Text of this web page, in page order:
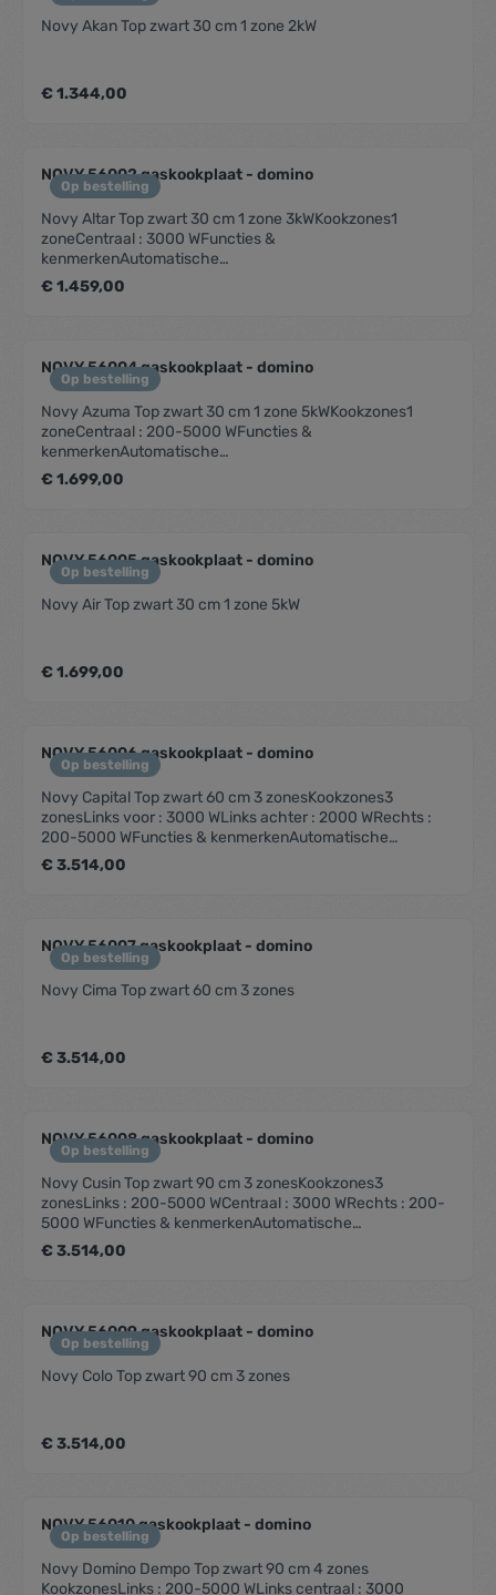
(mm): 350 x 490 Technische
(Hz): 50-60
Novy Akan Top zwart 30 cm 1 zone 2kW
€ 1.344,00
Op bestelling
NOVY 56002 gaskookplaat - domino
Novy Altar Top zwart 30 cm 1 zone 3kWKookzones1
zoneCentraal : 3000 WFuncties &
kenmerkenAutomatische
vonkonstekingVlambeveiligingDesignBediening
DraaiknopInbouw methode OpbouwAfmetingenProduct
eigenschappenAansluitwaarde (W) 3000Elektrische
aansluiting 220-240V 1L+NFrequentie (Hz) 50Netto
€ 1.459,00
Op bestelling
NOVY 56004 gaskookplaat - domino
Novy Azuma Top zwart 30 cm 1 zone 5kWKookzones1
zoneCentraal : 200-5000 WFuncties &
kenmerkenAutomatische
vonkonstekingVlambeveiligingDesignBediening
DraaiknopInbouw methode OpbouwAfmetingenProduct
eigenschappenAansluitwaarde (W) 5000Elektrische
aansluiting 220-240V 1L+NFrequentie (Hz) 50Netto
€ 1.699,00
Op bestelling
NOVY 56005 gaskookplaat - domino
Novy Air Top zwart 30 cm 1 zone 5kW
€ 1.699,00
Op bestelling
NOVY 56006 gaskookplaat - domino
Novy Capital Top zwart 60 cm 3 zonesKookzones3
zonesLinks voor : 3000 WLinks achter : 2000 WRechts :
200-5000 WFuncties & kenmerkenAutomatische
vonkonstekingVlambeveiligingDesignBediening
DraaiknopInbouw methode OpbouwAfmetingenProduct
eigenschappenAansluitwaarde (W) 9800Elektrische
aansluiting 220-240V 1L+NFrequentie (Hz) 50Netto
€ 3.514,00
Op bestelling
NOVY 56007 gaskookplaat - domino
Novy Cima Top zwart 60 cm 3 zones
€ 3.514,00
Op bestelling
NOVY 56008 gaskookplaat - domino
Novy Cusin Top zwart 90 cm 3 zonesKookzones3
zonesLinks : 200-5000 WCentraal : 3000 WRechts : 200-
5000 WFuncties & kenmerkenAutomatische
vonkonstekingVlambeveiligingDesignBediening
DraaiknopInbouw methode OpbouwAfmetingenProduct
eigenschappenAansluitwaarde (W) 13000Elektrische
aansluiting 220-240V 1L+NFrequentie (Hz) 50Netto
€ 3.514,00
Op bestelling
NOVY 56009 gaskookplaat - domino
Novy Colo Top zwart 90 cm 3 zones
€ 3.514,00
Op bestelling
NOVY 56010 gaskookplaat - domino
Novy Domino Dempo Top zwart 90 cm 4 zones
KookzonesLinks : 200-5000 WLinks centraal : 3000